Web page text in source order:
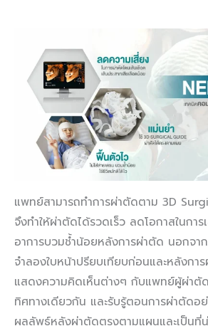
แพทย์สามารถทำการผ่าตัดตาม 3D
จึงทำให้ผ่าตัดได้รวดเร็ว ลดโอกาสในกา
อาการบวมช้ำน้อยหลังการผ่าตัด นอกจา
จำลองใบหน้าปรียบเทียบก่อนและหลังกา
แสดงความคิดเห็นต่างๆ กับแพทย์ผู้ผ่าตัด
ทิศทางเดียวกัน และรับรู้ตอนการผ่าตัดอ
ผลลัพธ์หลังผ่าตัดตรงตามแผนและเป็นที่